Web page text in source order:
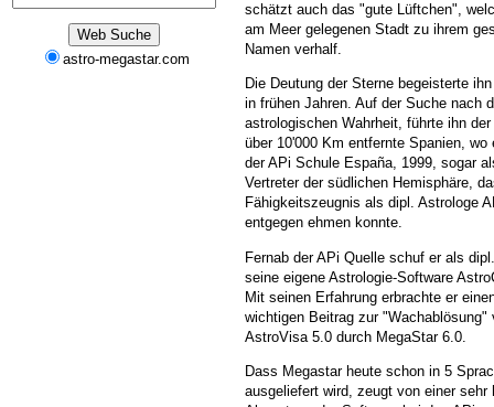
astro-megastar.com
schätzt auch das "gute Lüftchen",
am Meer gelegenen Stadt zu ihrem
Namen verhalf.
Die Deutung der Sterne begeisterte
in frühen Jahren. Auf der Suche nach
astrologischen Wahrheit, führte ihn
über 10'000 Km entfernte Spanien, wo
der APi Schule España, 1999, sogar
Vertreter der südlichen Hemisphäre,
Fähigkeitszeugnis als dipl. Astrologe
entgegen ehmen konnte.
Fernab der APi Quelle schuf er als
seine eigene Astrologie-Software
Mit seinen Erfahrung erbrachte er
wichtigen Beitrag zur "Wachablösung"
AstroVisa 5.0 durch MegaStar 6.0.
Dass Megastar heute schon in 5
ausgeliefert wird, zeugt von einer sehr